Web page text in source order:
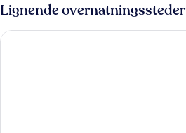
Lignende overnatningssteder
Hotel Norge by Scandic